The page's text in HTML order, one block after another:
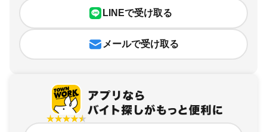
LINEで受け取る
メールで受け取る